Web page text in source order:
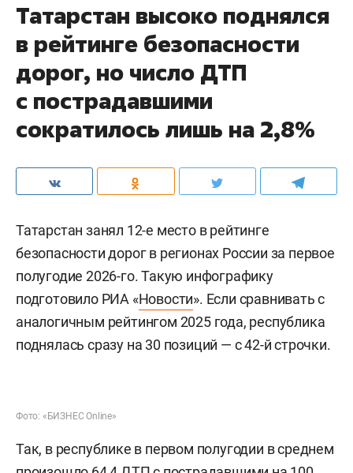
Татарстан высоко поднялся
в рейтинге безопасности
дорог, но число ДТП
с пострадавшими
сократилось лишь на 2,8%
Татарстан занял 12-е место в рейтинге
безопасности дорог в регионах России за первое
полугодие 2026-го. Такую инфографику
подготовило РИА «Новости». Если сравнивать с
аналогичным рейтингом 2025 года, республика
поднялась сразу на 30 позиций — с 42-й строчки.
Фото: «БИЗНЕС Online»
Так, в республике в первом полугодии в среднем